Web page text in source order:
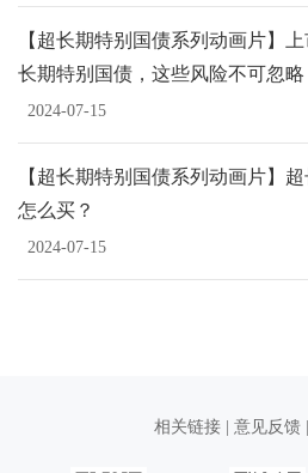
【超长期特别国债系列动画片】
长期特别国债，这些风险不可忽略
2024-07-15
【超长期特别国债系列动画片】
怎么买？
2024-07-15
相关链接 意见反馈